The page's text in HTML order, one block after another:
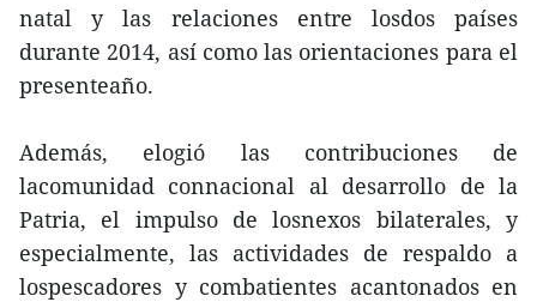
natal y las relaciones entre losdos países
durante 2014, así como las orientaciones para el
presenteaño.
Además, elogió las contribuciones de
lacomunidad connacional al desarrollo de la
Patria, el impulso de losnexos bilaterales, y
especialmente, las actividades de respaldo a
lospescadores y combatientes acantonados en